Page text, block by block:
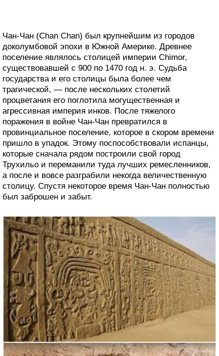
Чан-Чан (Chan Chan) был крупнейшим из городов
доколумбовой эпохи в Южной Америке. Древнее
поселение являлось столицей империи Chimor,
существовавшей с 900 по 1470 год н. э. Судьба
государства и его столицы была более чем
трагической, — после нескольких столетий
процветания его поглотила могущественная и
агрессивная империя инков. После тяжелого
поражения в войне Чан-Чан превратился в
провинциальное поселение, которое в скором времени
пришло в упадок. Этому поспособствовали испанцы,
которые сначала рядом построили свой город
Трухильо и переманили туда лучших ремесленников,
а после и вовсе разграбили некогда величественную
столицу. Спустя некоторое время Чан-Чан полностью
был заброшен и забыт.